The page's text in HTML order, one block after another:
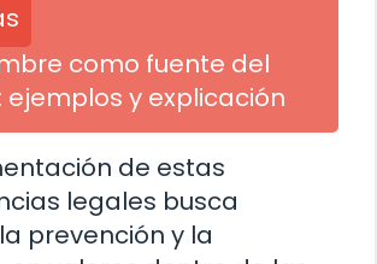
como fuente del
ejemplos y explicación
de estas
legales busca
prevención y la